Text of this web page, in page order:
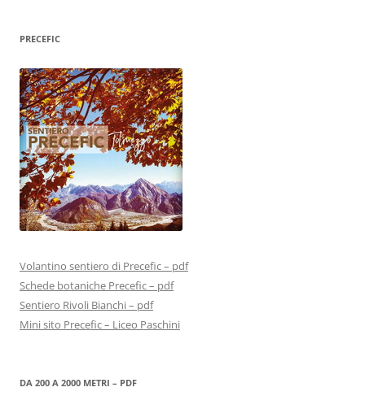
PRECEFIC
Volantino sentiero di Precefic – pdf
Schede botaniche Precefic – pdf
Sentiero Rivoli Bianchi – pdf
Mini sito Precefic – Liceo Paschini
DA 200 A 2000 METRI – PDF